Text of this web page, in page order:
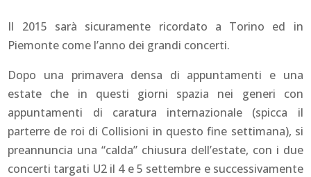
Il 2015 sarà sicuramente ricordato a Torino ed in
Piemonte come l’anno dei grandi concerti.
Dopo una primavera densa di appuntamenti e una
estate che in questi giorni spazia nei generi con
appuntamenti di caratura internazionale (spicca il
parterre de roi di Collisioni in questo fine settimana), si
preannuncia una “calda” chiusura dell’estate, con i due
concerti targati U2 il 4 e 5 settembre e successivamente